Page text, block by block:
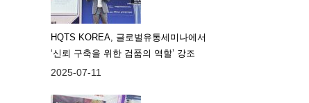
HQTS KOREA, 글로벌유통세미나에서
‘신뢰 구축을 위한 검품의 역할’ 강조
2025-07-11